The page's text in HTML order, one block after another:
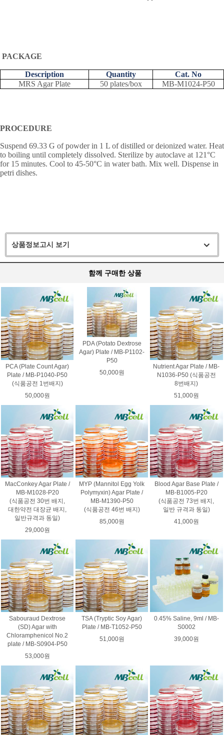
PACKAGE
Description Quantity
Cat. No
MRS Agar Plate
50 plates/box MB-M1024-P50
PROCEDURE
Suspend 69.33 G of powder in 1 L of distilled or deionized water. Heat
to boiling until completely dissolved. Sterilize by autoclave at 121 °C
for 15 minutes. Cool to 45-50°C in water bath. Mix well. Dispense in
petri dishes.
상품정보고시 보기
함께 구매한 상품
PCA (Plate Count Agar)
Plate / MB-P1040-P50
(식품공전 1번배지)
50,000원
PDA (Potato Dextrose
Agar) Plate / MB-P1102-
P50
50,000원
Nutrient Agar Plate / MB-
N1036-P50 (식품공전
8번배지)
51,000원
MacConkey Agar Plate /
MB-M1028-P20
(식품공전 30번 배지,
대한약전 대장균 배지,
일반규격과 동일)
29,000원
MYP (Mannitol Egg Yolk
Polymyxin) Agar Plate /
MB-M1390-P50
(식품공전 46번 배지)
85,000원
Blood Agar Base Plate /
MB-B1005-P20
(식품공전 73번 배지,
일반 규격과 동일)
41,000원
Sabouraud Dextrose
(SD) Agar with
Chloramphenicol No.2
plate / MB-S0904-P50
53,000원
TSA (Tryptic Soy Agar)
Plate / MB-T1052-P50
51,000원
0.45% Saline, 9ml / MB-
S0002
39,000원